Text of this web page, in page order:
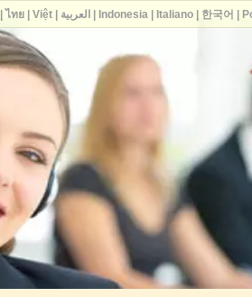
ไทย| Việt| العربية Indonesia| Italiano| 한국어